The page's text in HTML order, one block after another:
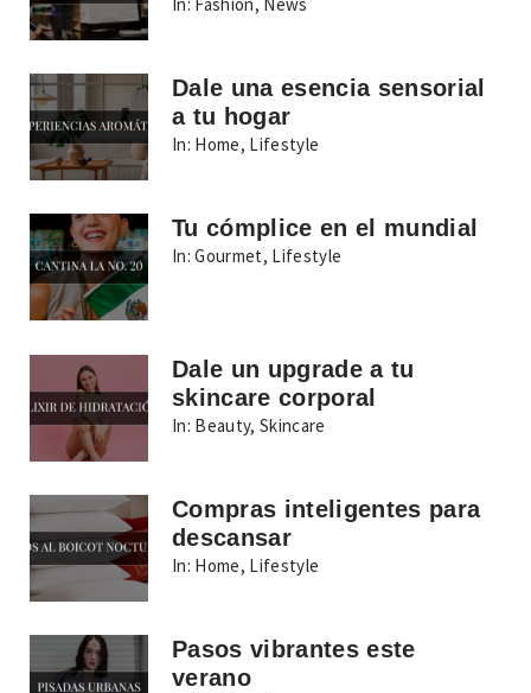
Dale una esencia sensorial
a tu hogar
In: Home, Lifestyle
Tu cómplice en el mundial
In: Gourmet, Lifestyle
Dale un upgrade a tu
skincare corporal
In: Beauty,Skincare
Compras inteligentes para
descansar
In: Home, Lifestyle
Pasos vibrantes este
verano